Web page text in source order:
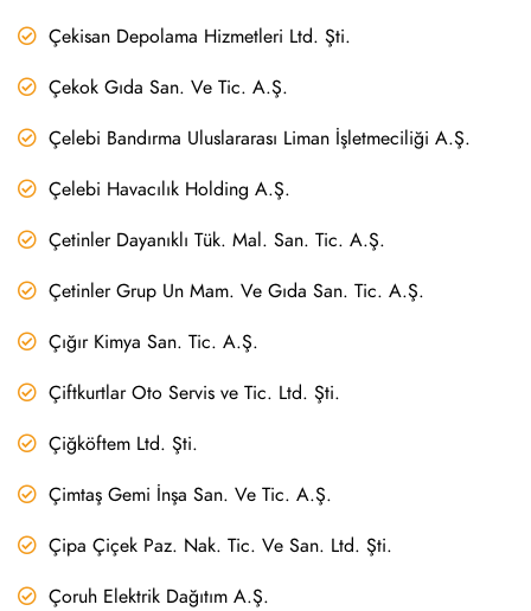
Çekisan Depolama Hizmetleri Ltd. Şti.
Çekok Gıda San. Ve Tic. A.Ş.
Çelebi Bandırma Uluslararası Liman İşletmeciliği A.Ş.
Çelebi Havacılık Holding A.Ş.
Çetinler Dayanıklı Tük. Mal. San. Tic. A.Ş.
Çetinler Grup Un Mam. Ve Gıda San. Tic. A.Ş.
Çığır Kimya San. Tic. A.Ş.
Çiftkurtlar Oto Servis ve Tic. Ltd. Şti.
Çiğköftem Ltd. Şti.
Çimtaş Gemi İnşa San. Ve Tic. A.Ş.
Çipa Çiçek Paz. Nak. Tic. Ve San. Ltd. Şti.
Çoruh Elektrik Dağıtım A.Ş.